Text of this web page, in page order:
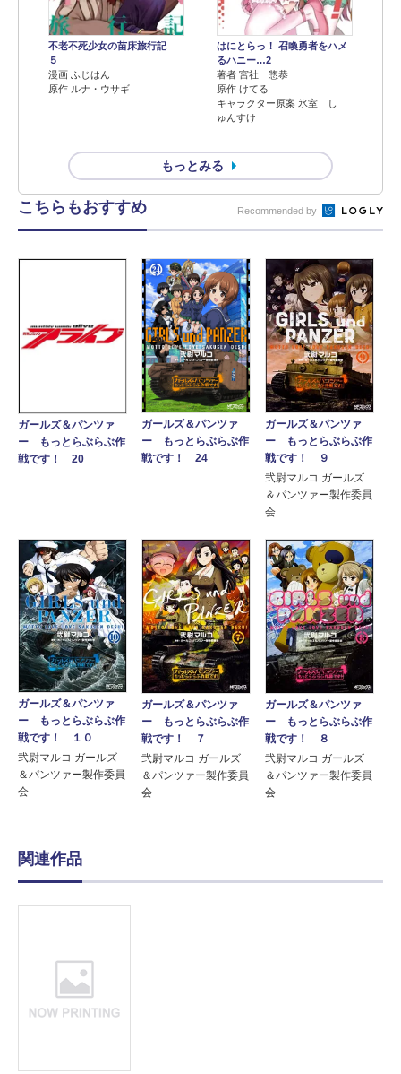
不老不死少女の苗床旅行記
５
漫画 ふじはん
原作 ルナ・ウサギ
はにとらっ！ 召喚勇者をハメ
るハニー…2
著者 宮社 惣恭
原作 けてる
キャラクター原案 氷室 し
ゅんすけ
もっとみる
こちらもおすすめ Recommended by
ガールズ＆パンツァ
ー もっとらぶらぶ作
戦です！ 20
ガールズ＆パンツァ
ー もっとらぶらぶ作
戦です！ 24
ガールズ＆パンツァ
ー もっとらぶらぶ作
戦です！ ９
弐尉マルコ ガールズ
＆パンツァー製作委員
会
ガールズ＆パンツァ
ー もっとらぶらぶ作
戦です！ １０
弐尉マルコ ガールズ
＆パンツァー製作委員
会
ガールズ＆パンツァ
ー もっとらぶらぶ作
戦です！ ７
弐尉マルコ ガールズ
＆パンツァー製作委員
会
ガールズ＆パンツァ
ー もっとらぶらぶ作
戦です！ ８
弐尉マルコ ガールズ
＆パンツァー製作委員
会
関連作品